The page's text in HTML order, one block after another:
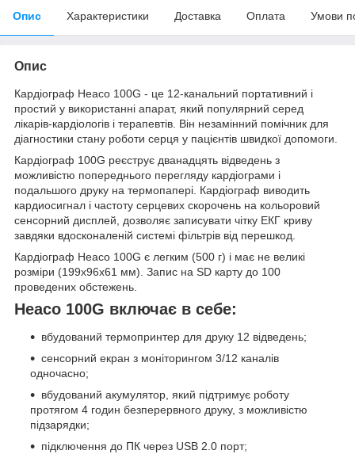
Опис Характеристики Доставка Оплата Умови
Опис
Кардіограф Heaco 100G - це 12-канальний портативний і
простий у використанні апарат, який популярний серед
лікарів-кардіологів і терапевтів. Він незамінний помічник для
діагностики стану роботи серця у пацієнтів швидкої допомоги.
Кардіограф 100G реєструє дванадцять відведень з
можливістю попереднього перегляду кардіограми і
подальшого друку на термопапері. Кардіограф виводить
кардиосигнал і частоту серцевих скорочень на кольоровий
сенсорний дисплей, дозволяє записувати чітку ЕКГ криву
завдяки вдосконаленій системі фільтрів від перешкод.
Кардіограф Heaco 100G є легким (500 г) і має не великі
розміри (199х96х61 мм). Запис на SD карту до 100
проведених обстежень.
Heaco 100G включає в себе:
вбудований термопринтер для друку 12 відведень;
сенсорний екран з моніторингом 3/12 каналів
одночасно;
вбудований акумулятор, який підтримує роботу
протягом 4 годин безперервного друку, з можливістю
підзарядки;
підключення до ПК через USB 2.0 порт;